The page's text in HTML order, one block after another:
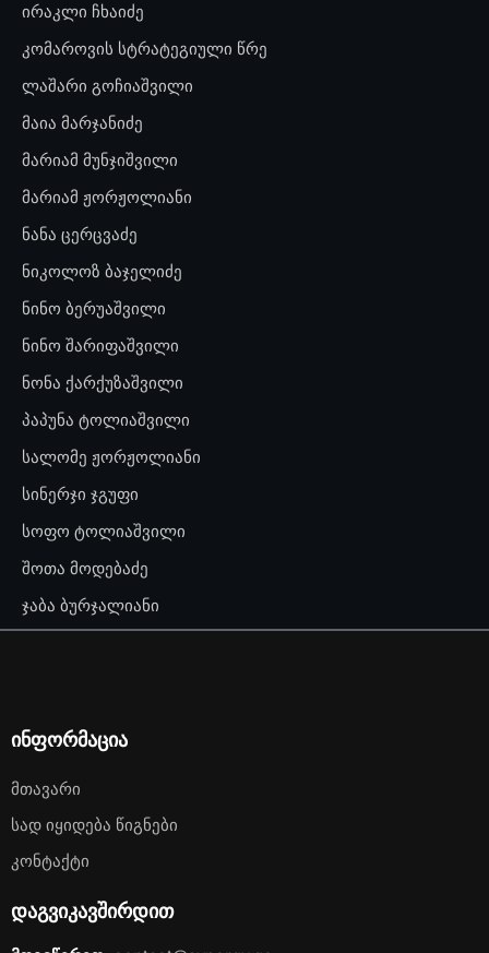
ირაკლი ჩხაიძე
კომაროვის სტრატეგიული წრე
ლაშარი გოჩიაშვილი
მაია მარჯანიძე
მარიამ მუნჯიშვილი
მარიამ ჟორჟოლიანი
ნანა ცერცვაძე
ნიკოლოზ ბაჯელიძე
ნინო ბერუაშვილი
ნინო შარიფაშვილი
ნონა ქარქუზაშვილი
პაპუნა ტოლიაშვილი
სალომე ჟორჟოლიანი
სინერჯი ჯგუფი
სოფო ტოლიაშვილი
შოთა მოდებაძე
ჯაბა ბურჯალიანი
ინფორმაცია
Მთავარი
Სად Იყიდება Წიგნები
Კონტაქტი
დაგვიკავშირდით